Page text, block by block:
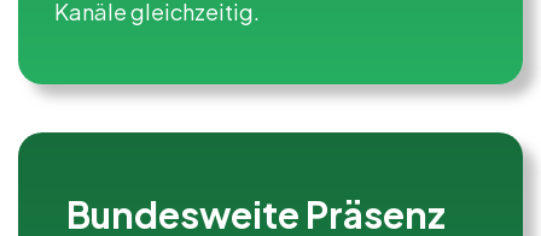
Kanäle gleichzeitig.
Bundesweite Präsenz